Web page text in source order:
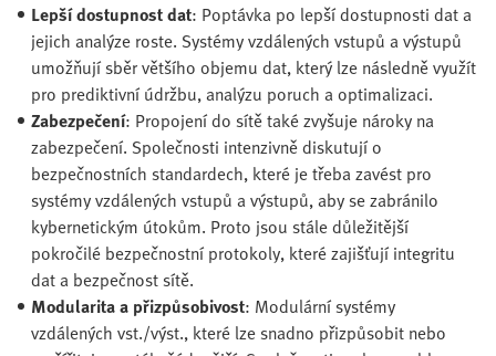
Lepší dostupnost dat: Poptávka po lepší dostupnosti dat a
jejich analýze roste. Systémy vzdálených vstupů a výstupů
umožňují sběr většího objemu dat, který lze následně využít
pro prediktivní údržbu, analýzu poruch a optimalizaci.
Zabezpečení: Propojení do sítě také zvyšuje nároky na
zabezpečení. Společnosti intenzivně diskutují o
bezpečnostních standardech, které je třeba zavést pro
systémy vzdálených vstupů a výstupů, aby se zabránilo
kybernetickým útokům. Proto jsou stále důležitější
pokročilé bezpečnostní protokoly, které zajišťují integritu
dat a bezpečnost sítě.
Modularita a přizpůsobivost: Modulární systémy
vzdálených vst./výst., které lze snadno přizpůsobit nebo